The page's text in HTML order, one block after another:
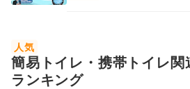
人気
簡易トイレ・携帯トイレ関
ランキング